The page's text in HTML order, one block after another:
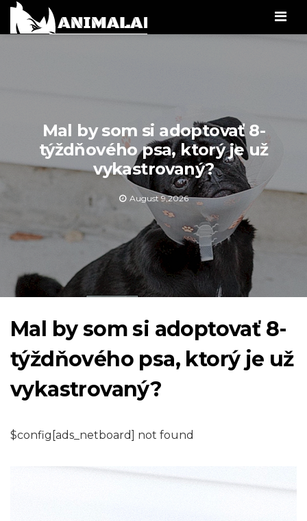
Mal by som si adoptovať 8-
týždňového psa, ktorý je už
vykastrovaný?
August 9,2026
Mal by som si adoptovať 8-
týždňového psa, ktorý je už
vykastrovaný?
$config[ads_netboard] not found